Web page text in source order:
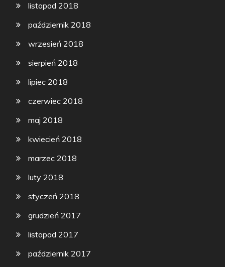
listopad 2018
październik 2018
wrzesień 2018
sierpień 2018
lipiec 2018
czerwiec 2018
maj 2018
kwiecień 2018
marzec 2018
luty 2018
styczeń 2018
grudzień 2017
listopad 2017
październik 2017